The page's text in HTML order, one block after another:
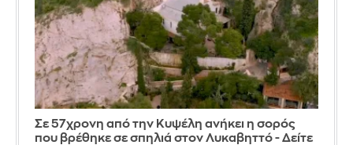
Σε 57χρονη από την Κυψέλη ανήκει η σορός
που βρέθηκε σε σπηλιά στον Λυκαβηττό - Δείτε